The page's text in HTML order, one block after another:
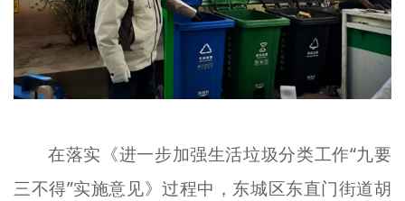
北京宣传文化引导基金
宣传思想文化人才
资料库
+
在落实《进一步加强生活垃圾分类工作“九要
三不得”实施意见》过程中，东城区东直门街道胡